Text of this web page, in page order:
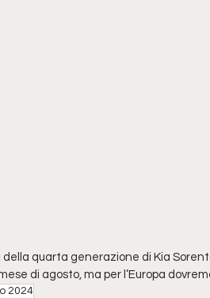
della quarta generazione di Kia
di agosto, ma per l’Europa
2024